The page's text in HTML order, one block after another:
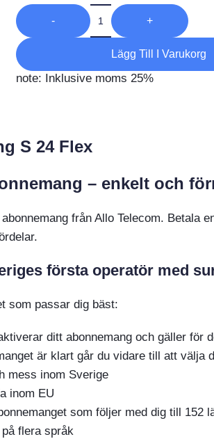
- +
Lägg Till I Varukorg
note: Inklusive moms 25%
S 24 Flex
– enkelt och
från Allo Telecom. Betala
första operatör med
som passar dig bäst:
ditt abonnemang och gäller för
är klart går du vidare till att välja
mess inom Sverige
inom EU
som följer med dig till 152
på flera språk